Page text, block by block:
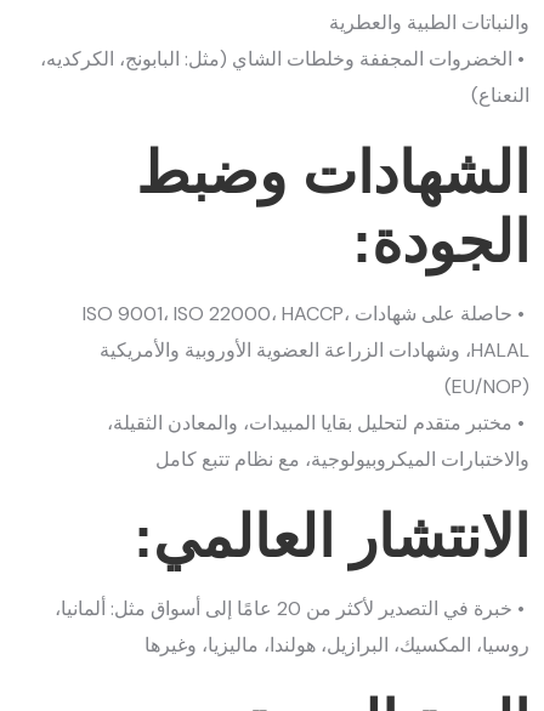
والنباتات الطبية والعطرية
• الخضروات المجففة وخلطات الشاي (مثل: البابونج، الكركديه،
النعناع)
الشهادات وضبط
الجودة:
• حاصلة على شهادات ISO 9001، ISO 22000، HACCP،
HALAL، وشهادات الزراعة العضوية الأوروبية والأمريكية
(EU/NOP)
• مختبر متقدم لتحليل بقايا المبيدات، والمعادن الثقيلة،
والاختبارات الميكروبيولوجية، مع نظام تتبع كامل
الانتشار العالمي:
• خبرة في التصدير لأكثر من 20 عامًا إلى أسواق مثل: ألمانيا،
روسيا، المكسيك، البرازيل، هولندا، ماليزيا، وغيرها